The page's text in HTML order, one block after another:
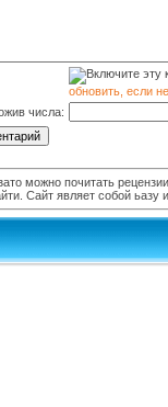
обновить, если
числа:
можно почитать
Сайт являет собой